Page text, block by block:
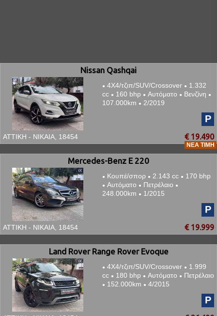
ΝΈΑ ΤΙΜΉ
Nissan Qashqai
● 4Χ4/τζιπ/SUV/Crossover ● 1.332
cc ● 160 bhp ● Αυτόματο ● Βενζίνη ●
107.000km ● 2/2019
P
ΑΤΤΙΚΗ - ΝΙΚΑΙΑ, 18454 € 19.490
Mercedes-Benz E 220
● Κουπέ/σπορ ● 2.143 cc ● 170 bhp
● Αυτόματο ● Πετρέλαιο ●
248.000km ● 1/2015
P
ΑΤΤΙΚΗ - ΝΙΚΑΙΑ, 18454 € 19.999
Land Rover Range Rover Evoque
● 4Χ4/τζιπ/SUV/Crossover ● 1.999
cc ● 180 bhp ● Αυτόματο ● Πετρέλαιο
● 152.000km ● 4/2015
P